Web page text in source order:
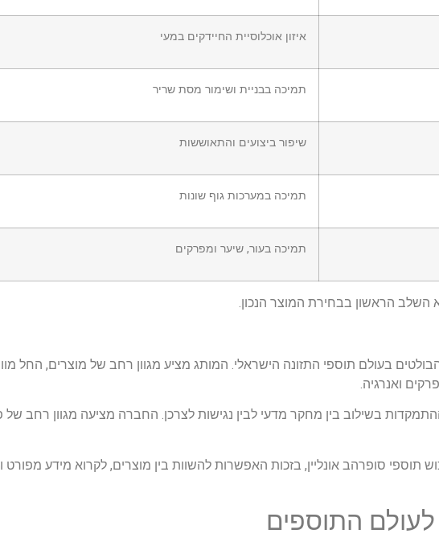
איזון אוכלוסיית החיידקים במעי
תמיכה בבניית ושימור מסת שריר
שיפור ביצועים והתאוששות
תמיכה במערכות גוף שונות
תמיכה בעור, שיער ומפרקים
השלב הראשון בבחירת המוצר הנכון.
בעולם תוספי התזונה הישראלי. המותג מציע מגוון רחב של מוצרים, החל
ואנרגיה.
בשילוב בין מחקר מדעי לבין נגישות לצרכן. החברה מציעה מגוון רחב
תוספי סופרהב אונליין, בזכות האפשרות להשוות בין מוצרים, לקרוא מידע